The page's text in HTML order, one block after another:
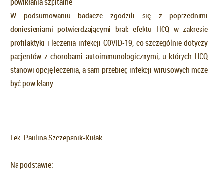
powikłania szpitalne.
W podsumowaniu badacze zgodzili się z poprzednimi
doniesieniami potwierdzającymi brak efektu HCQ w zakresie
profilaktyki i leczenia infekcji COVID-19, co szczególnie dotyczy
pacjentów z chorobami autoimmunologicznymi, u których HCQ
stanowi opcję leczenia, a sam przebieg infekcji wirusowych może
być powikłany.
Lek. Paulina Szczepanik-Kułak
Na podstawie: